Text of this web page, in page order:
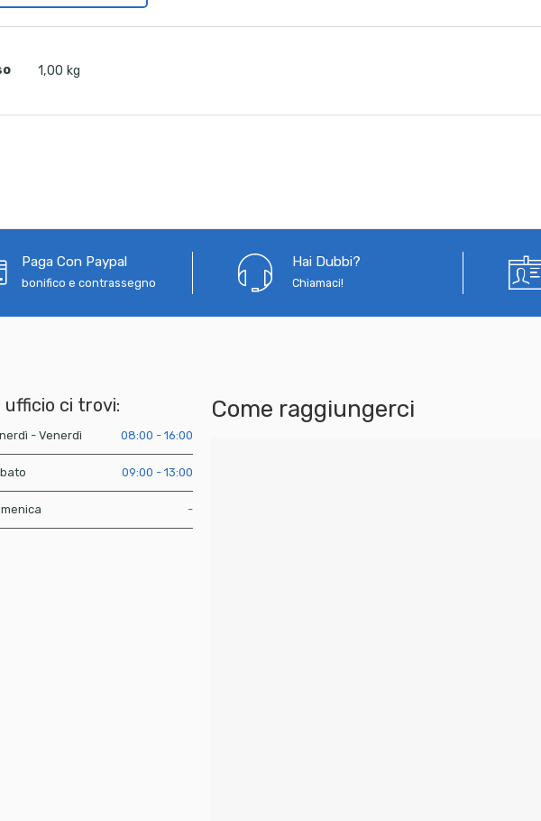
1,00 kg
Paga Con Paypal
bonifico e contrassegno
Hai Dubbi?
Chiamaci!
ufficio ci trovi:
- Venerdì 08:00 - 16:00
09:00 - 13:00
-
Come raggiungerci